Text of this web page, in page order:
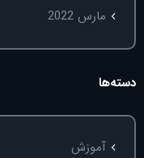
مارس 2022
دسته‌ها
آموزش